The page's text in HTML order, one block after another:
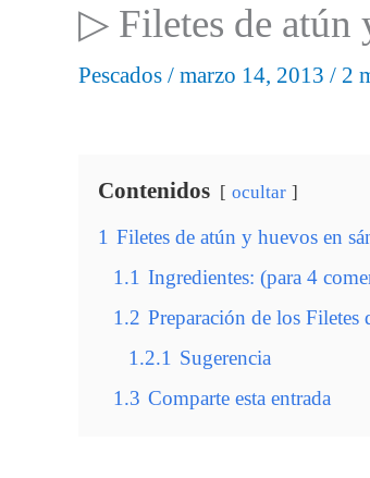
▷ Filetes de atún
Pescados / marzo 14, 2013 / 2
Contenidos ocultar
1 Filetes de atún y huevos en
1.1 Ingredientes: (para 4
1.2 Preparación de los Filetes
1.2.1 Sugerencia
1.3 Comparte esta entrada